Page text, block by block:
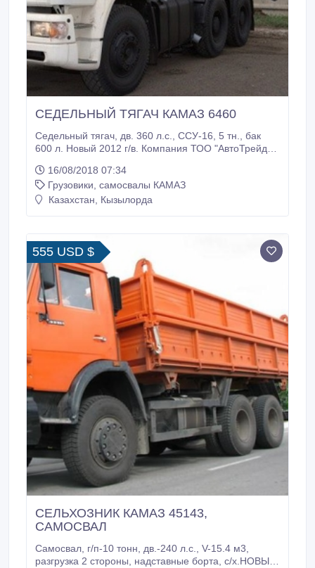
СЕДЕЛЬНЫЙ ТЯГАЧ КАМАЗ 6460
Седельный тягач, дв. 360 л.с., ССУ-16, 5 тн., бак
600 л. Новый 2012 г/в. Компания ТОО "АвтоТрейд-К"
своевременный партнер и поставщик самосвалов,
бортовых тягачей, седельных тягачей, спецтехники
КАМАЗ и другой техники на шасси КАМАЗ по всей
16/08/2018 07:34
Грузовики, самосвалы КАМАЗ
Казахстан, Кызылорда
555 USD $
СЕЛЬХОЗНИК КАМАЗ 45143,
САМОСВАЛ
Самосвал, г/п-10 тонн, дв.-240 л.с., V-15.4 м3,
разгрузка 2 стороны, надставные борта, с/х.НОВЫЙ